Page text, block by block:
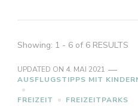
Showing: 1 - 6 of 6 RESULTS
UPDATED ON 4. MAI 2021
AUSFLUGSTIPPS MIT
FREIZEIT FREIZEITPARKS